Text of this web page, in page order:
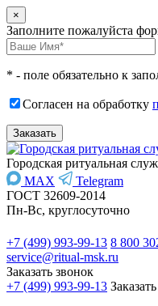
×
Заполните пожалуйста
* - поле обязательно к
Согласен на обработку
Городская ритуальная
MAX
Telegram
ГОСТ 32609-2014
Пн-Вс, круглосуточно
+7 (499) 993-99-13 8 800
service@ritual-msk.ru
Заказать звонок
+7 (499) 993-99-13